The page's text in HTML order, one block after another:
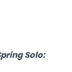
Solo: